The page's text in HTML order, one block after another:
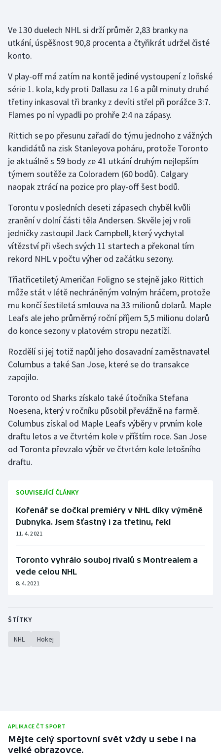
Motorsport
Olympijské hry
Parasport
Plavání
Plážový volejbal
Ragby
Rychlobruslení
Rychlostní kanoistika
Short track
Sportovní střelba
Stolní tenis
Triatlon
Veslování
Volejbal
Ve 130 duelech NHL si drží průměr 2,83 branky na
utkání, úspěšnost 90,8 procenta a čtyřikrát udržel čisté
konto.
V play-off má zatím na kontě jediné vystoupení z loňské
série 1. kola, kdy proti Dallasu za 16 a půl minuty druhé
třetiny inkasoval tři branky z devíti střel při porážce 3:7.
Flames po ní vypadli po prohře 2:4 na zápasy.
Rittich se po přesunu zařadí do týmu jednoho z vážných
kandidátů na zisk Stanleyova poháru, protože Toronto
je aktuálně s 59 body ze 41 utkání druhým nejlepším
týmem soutěže za Coloradem (60 bodů). Calgary
naopak ztrácí na pozice pro play-off šest bodů.
Torontu v posledních deseti zápasech chyběl kvůli
zranění v dolní části těla Andersen. Skvěle jej v roli
jedničky zastoupil Jack Campbell, který vychytal
vítězství při všech svých 11 startech a překonal tím
rekord NHL v počtu výher od začátku sezony.
Třiatřicetiletý Američan Foligno se stejně jako Rittich
může stát v létě nechráněným volným hráčem, protože
mu končí šestiletá smlouva na 33 milionů dolarů. Maple
Leafs ale jeho průměrný roční příjem 5,5 milionu dolarů
do konce sezony v platovém stropu nezatíží.
Rozdělí si jej totiž napůl jeho dosavadní zaměstnavatel
Columbus a také San Jose, které se do transakce
zapojilo.
Toronto od Sharks získalo také útočníka Stefana
Noesena, který v ročníku působil převážně na farmě.
Columbus získal od Maple Leafs výběry v prvním kole
draftu letos a ve čtvrtém kole v příštím roce. San Jose
od Toronta převzalo výběr ve čtvrtém kole letošního
draftu.
SOUVISEJÍCÍ ČLÁNKY
Kořenář se dočkal premiéry v NHL díky výměně
Dubnyka. Jsem šťastný i za třetinu, řekl
11. 4. 2021
Toronto vyhrálo souboj rivalů s Montrealem a
vede celou NHL
8. 4. 2021
ŠTÍTKY
NHL Hokej
APLIKACE ČT SPORT
Mějte celý sportovní svět vždy u sebe i na
velké obrazovce.